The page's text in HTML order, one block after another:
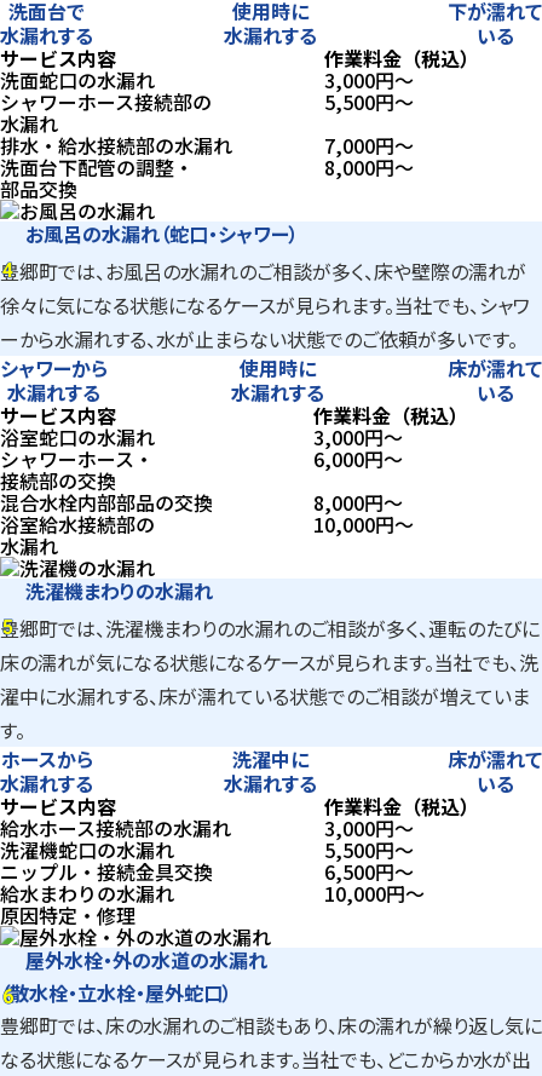
洗面台で
水漏れする
使用時に
水漏れする
下が濡れて
いる
サービス内容 作業料金（税込）
洗面蛇口の水漏れ 3,000円〜
シャワーホース接続部の
水漏れ
5,500円〜
排水・給水接続部の水漏れ
7,000円〜
洗面台下配管の調整・
部品交換
8,000円〜
4
お風呂の水漏れ（蛇口・シャワー）
豊郷町では、お風呂の水漏れのご相談が多く、床や壁際の濡れが
徐々に気になる状態になるケースが見られます。当社でも、シャワ
ーから水漏れする、水が止まらない状態でのご依頼が多いです。
シャワーから
水漏れする
使用時に
水漏れする
床が濡れて
いる
サービス内容 作業料金（税込）
浴室蛇口の水漏れ 3,000円〜
シャワーホース・
接続部の交換
6,000円〜
混合水栓内部部品の交換
8,000円〜
浴室給水接続部の
水漏れ
10,000円〜
5
洗濯機まわりの水漏れ
豊郷町では、洗濯機まわりの水漏れのご相談が多く、運転のたびに
床の濡れが気になる状態になるケースが見られます。当社でも、洗
濯中に水漏れする、床が濡れている状態でのご相談が増えていま
す。
ホースから
水漏れする
洗濯中に
水漏れする
床が濡れて
いる
サービス内容 作業料金（税込）
給水ホース接続部の水漏れ 3,000円〜
洗濯機蛇口の水漏れ 5,500円〜
ニップル・接続金具交換 6,500円〜
給水まわりの水漏れ
原因特定・修理
10,000円〜
6
屋外水栓・外の水道の水漏れ
（散水栓・立水栓・屋外蛇口）
豊郷町では、床の水漏れのご相談もあり、床の濡れが繰り返し気に
なる状態になるケースが見られます。当社でも、どこからか水が出